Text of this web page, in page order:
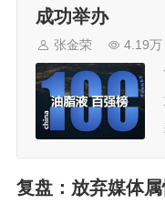
成功举办
张金荣 4.19万
复盘：放弃媒体